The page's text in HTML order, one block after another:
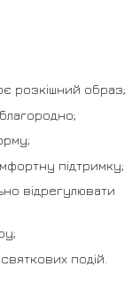
розкішний образ;
підтримку;
відрегулювати
подій.